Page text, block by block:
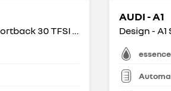
Advanced - A1 Sportback 30 TFSI 110 ch BVM6
AUDI - A1
essence